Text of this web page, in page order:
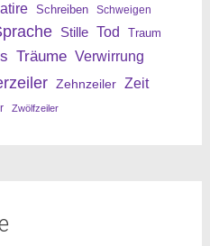
Schreiben Schweigen
Stille Tod Traum
Träume Verwirrung
Zehnzeiler Zeit
Zwölfzeiler